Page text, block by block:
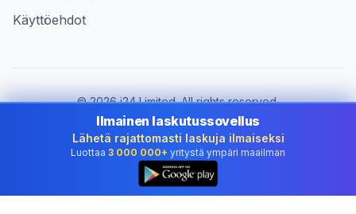
Käyttöehdot
©2026i24 Limited. All rights reserved.
Palvelemme yrityksiä maassa Finland
Vaihda maa:
Finland
Ilmainen laskutussovellus
Lähetä rajattomasti laskuja ilmaiseksi
Luottaa 3 000 000+ yritystä ympäri maailman